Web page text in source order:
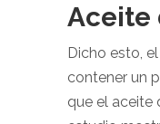
Aceite
Dicho esto,
contener un
que el aceite